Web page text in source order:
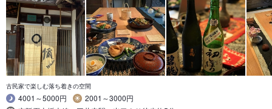
古民家で楽しむ落ち着きの空間
4001～5000円
2001～3000円